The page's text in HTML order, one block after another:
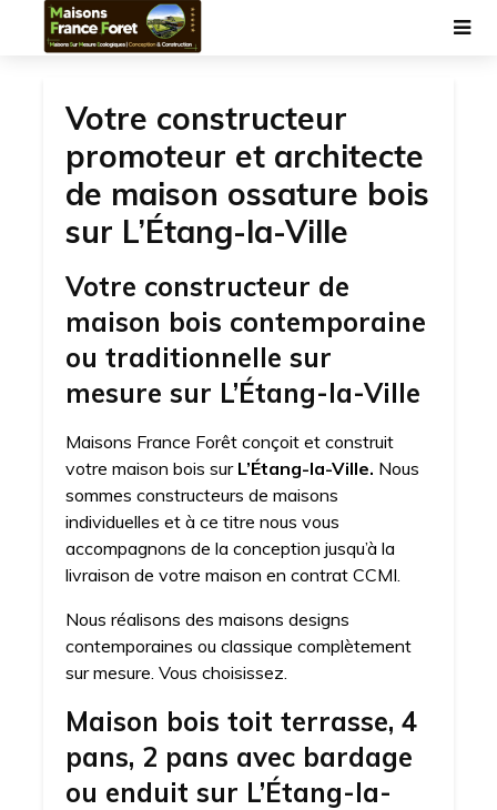
Votre constructeur
promoteur et architecte
de maison ossature bois
sur L’Étang-la-Ville
Votre constructeur de
maison bois contemporaine
ou traditionnelle sur
mesure sur L’Étang-la-Ville
Maisons France Forêt conçoit et construit
votre maison bois sur L’Étang-la-Ville. Nous
sommes constructeurs de maisons
individuelles et à ce titre nous vous
accompagnons de la conception jusqu’à la
livraison de votre maison en contrat CCMI.
Nous réalisons des maisons designs
contemporaines ou classique complètement
sur mesure. Vous choisissez.
Maison bois toit terrasse, 4
pans, 2 pans avec bardage
ou enduit sur L’Étang-la-